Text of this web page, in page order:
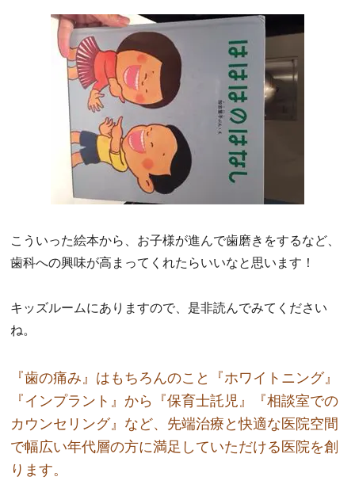
こういった絵本から、お子様が進んで歯磨きをするなど、
歯科への興味が高まってくれたらいいなと思います！
キッズルームにありますので、是非読んでみてください
ね。
『歯の痛み』はもちろんのこと『ホワイトニング』
『インプラント』から『保育士託児』『相談室での
カウンセリング』など、先端治療と快適な医院空間
で幅広い年代層の方に満足していただける医院を創
ります。